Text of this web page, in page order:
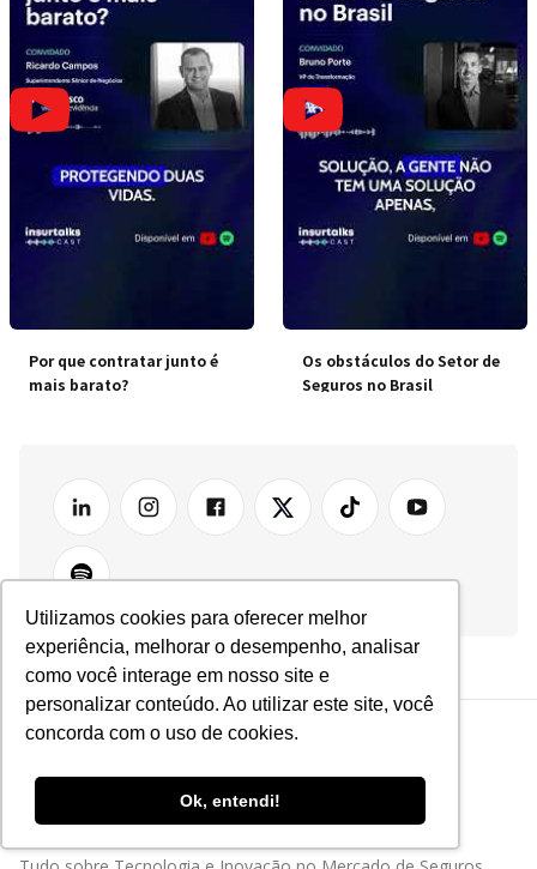
Utilizamos cookies para oferecer melhor
experiência, melhorar o desempenho, analisar
como você interage em nosso site e
personalizar conteúdo. Ao utilizar este site, você
concorda com o uso de cookies.
Ok, entendi!
Por que contratar junto é
mais barato?
Os obstáculos do Setor de
Seguros no Brasil